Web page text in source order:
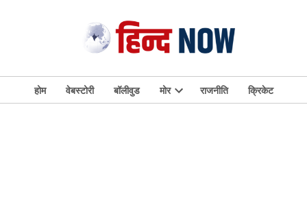
होम वेबस्टोरी बॉलीवुड मोर
Open
राजनीति क्रिकेट